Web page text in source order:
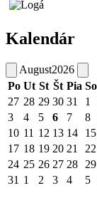
Kalendár
August2026
Po Ut St Št Pia So
27 28 29 30 31 1
3
4 5 6 7 8
10 11 12 13 14 15
17 18 19 20 21 22
24 25 26 27 28 29
31 1 2 3 4 5